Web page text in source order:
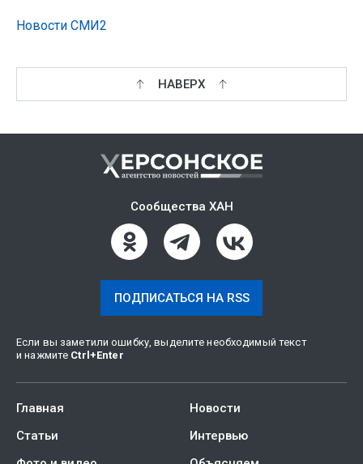
Новости СМИ2
НАВЕРХ
Сообщества ХАН
ПОДПИСАТЬСЯ НА RSS
Если вы заметили ошибку, выделите необходимый текст
и нажмите Ctrl +Enter
Главная
Новости
Статьи
Интервью